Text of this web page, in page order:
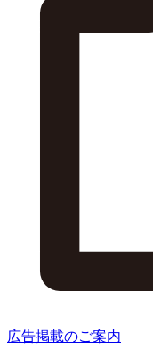
広告掲載のご案内